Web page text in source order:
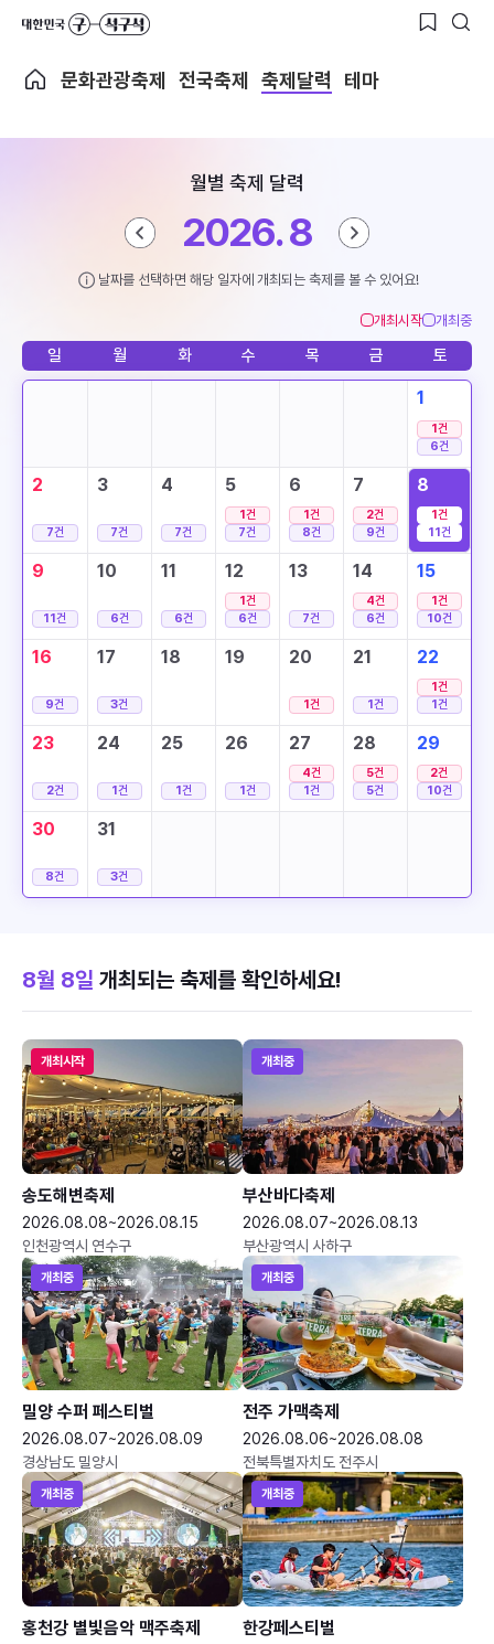
문화관광축제 전국축제 축제달력 테마
월별 축제 달력
2026. 8
날짜를 선택하면 해당 일자에 개최되는 축제를 볼 수 있어요!
개최시작 개최중
일 월 화 수 목 금 토
1
1건
6건
2
7건
3
7건
4
7건
5
1건
7건
6
1건
8건
7
2건
9건
8
1건
11건
9
11건
10
6건
11
6건
12
1건
6건
13
7건
14
4건
6건
15
1건
10건
16
9건
17
3건
18 19 20
1건
21
1건
22
1건
1건
23
2건
24
1건
25
1건
26
1건
27
4건
1건
28
5건
5건
29
2건
10건
30
8건
31
3건
8월 8일 개최되는 축제를 확인하세요!
개최시작
송도해변축제
2026.08.08~2026.08.15
인천광역시 연수구
개최중
부산바다축제
2026.08.07~2026.08.13
부산광역시 사하구
개최중
밀양 수퍼 페스티벌
2026.08.07~2026.08.09
경상남도 밀양시
개최중
전주 가맥축제
2026.08.06~2026.08.08
전북특별자치도 전주시
개최중
홍천강 별빛음악 맥주축제
개최중
한강페스티벌